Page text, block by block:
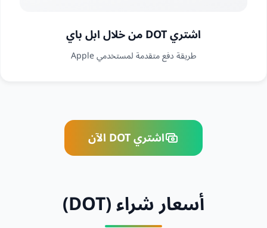
اشتري DOT من خلال ابل باي
طريقة دفع متقدمة لمستخدمي Apple
اشتري DOT الآن
أسعار شراء (DOT)